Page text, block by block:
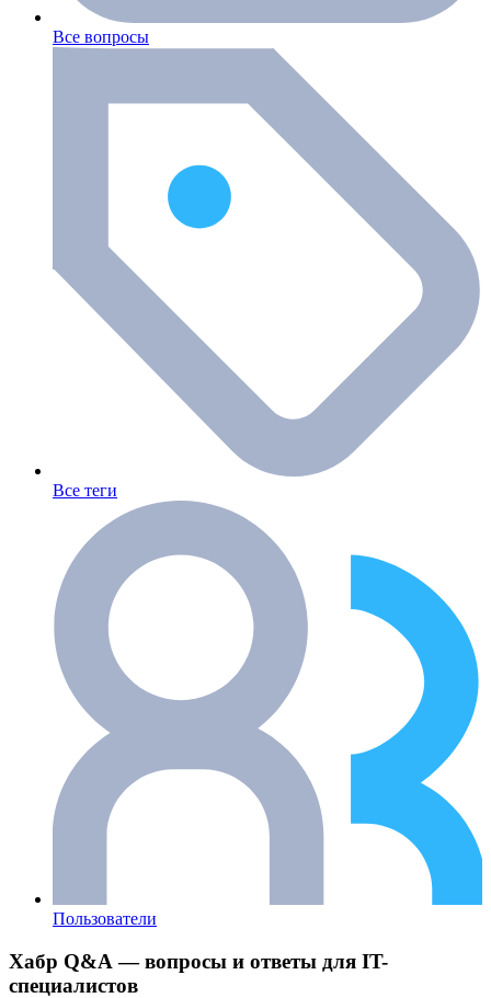
Все вопросы
Все теги
Пользователи
Хабр Q&A — вопросы и ответы для IT-
специалистов